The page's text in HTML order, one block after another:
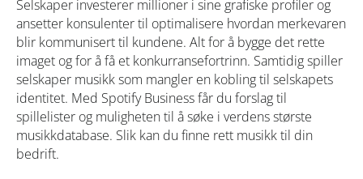
Selskaper investerer millioner i sine grafiske profiler og
ansetter konsulenter til optimalisere hvordan merkevaren
blir kommunisert til kundene. Alt for å bygge det rette
imaget og for å få et konkurransefortrinn. Samtidig spiller
selskaper musikk som mangler en kobling til selskapets
identitet. Med Spotify Business får du forslag til
spillelister og muligheten til å søke i verdens største
musikkdatabase. Slik kan du finne rett musikk til din
bedrift.